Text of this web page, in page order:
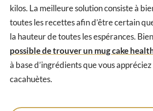
kilos. La meilleure solution consiste à
toutes les recettes afin d’être certain
la hauteur de toutes les espérances.
possible de trouver un mug cake
à base d’ingrédients que vous
cacahuètes.